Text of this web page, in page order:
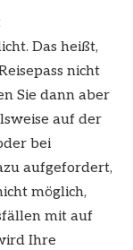
Das heißt,
nicht
Sie dann aber
auf der
bei
aufgefordert,
möglich,
mit auf
Ihre